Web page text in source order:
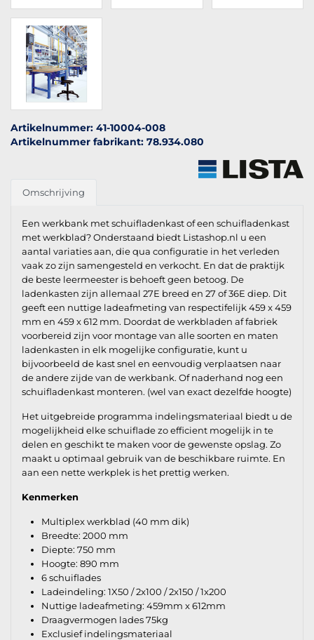
Artikelnummer: 41-10004-008
Artikelnummer fabrikant: 78.934.080
Omschrijving
Een werkbank met schuifladenkast of een schuifladenkast
met werkblad? Onderstaand biedt Listashop.nl u een
aantal variaties aan, die qua configuratie in het verleden
vaak zo zijn samengesteld en verkocht. En dat de praktijk
de beste leermeester is behoeft geen betoog. De
ladenkasten zijn allemaal 27E breed en 27 of 36E diep. Dit
geeft een nuttige ladeafmeting van respectifelijk 459 x 459
mm en 459 x 612 mm. Doordat de werkbladen af fabriek
voorbereid zijn voor montage van alle soorten en maten
ladenkasten in elk mogelijke configuratie, kunt u
bijvoorbeeld de kast snel en eenvoudig verplaatsen naar
de andere zijde van de werkbank. Of naderhand nog een
schuifladenkast monteren. (wel van exact dezelfde hoogte)
Het uitgebreide programma indelingsmateriaal biedt u de
mogelijkheid elke schuiflade zo efficient mogelijk in te
delen en geschikt te maken voor de gewenste opslag. Zo
maakt u optimaal gebruik van de beschikbare ruimte. En
aan een nette werkplek is het prettig werken.
Kenmerken
Multiplex werkblad (40 mm dik)
Breedte: 2000 mm
Diepte: 750 mm
Hoogte: 890 mm
6 schuiflades
Ladeindeling: 1X50 / 2x100 / 2x150 / 1x200
Nuttige ladeafmeting: 459mm x 612mm
Draagvermogen lades 75kg
Exclusief indelingsmateriaal